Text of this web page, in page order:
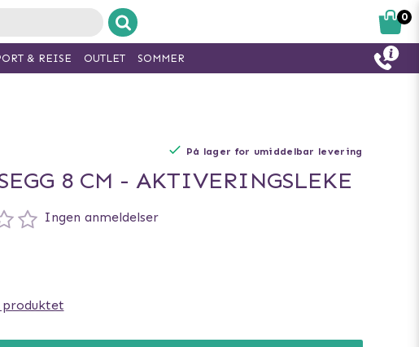
På lager for umiddelbar levering
8 CM - AKTIVERINGSLEKE
Ingen anmeldelser
produktet
0
& REISE OUTLET SOMMER